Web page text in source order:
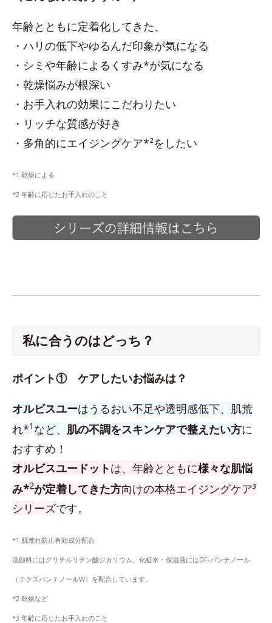
年齢とともに定着化してきた、
・ハリの低下やゆるんだ印象が気になる
・シミや年齢によるくすみ*が気になる
・乾燥悩みが根深い
・お手入れの効果にこだわりたい
・リッチな質感が好き
・多角的にエイジングケア*²をしたい
*1 乾燥による
*2 年齢に応じたお手入れのこと
私に合うのはどっち？
ポイント① ケアしたいお悩みは？
オルビスユーはうるおい不足や透明感低下、肌荒
れ*1 など、 肌の不調をスキンケアで整えたい方に
おすすめ！
オルビスユードットは、年齢とともに様々な肌悩
み*2が定着してきた方向けの本格エイジングケア³
シリーズです。
*1 肌荒れ防止有効成分配合
洗顔料にはグリチルリチン酸ジカリウム、化粧水・保湿液にはDF-パンテノール
（テクスパンテノールW）を配合しています。
*2 乾燥など
*3 年齢に応じたお手入れのこと